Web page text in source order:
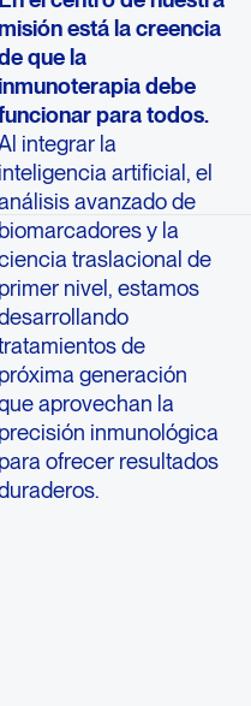
está la creencia
que la
debe
para todos.
integrar la
inteligencia artificial, el
avanzado de
biomarcadores y la
traslacional de
primer nivel, estamos
de
próxima generación
aprovechan la
precisión inmunológica
para ofrecer resultados